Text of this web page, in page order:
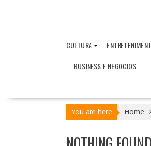
CULTURA
BUSINESS E NEGÓCIOS
You are here Home